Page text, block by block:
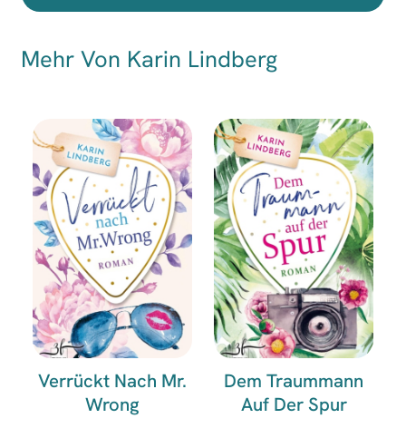
Mehr Von Karin Lindberg
Verrückt Nach Mr.
Wrong
Dem Traummann
Auf Der Spur